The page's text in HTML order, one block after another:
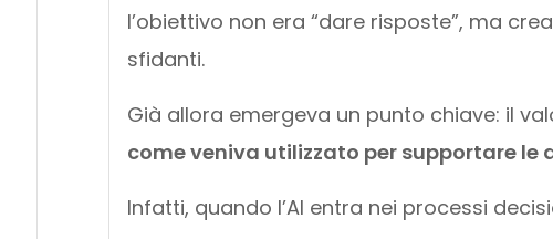
l’obiettivo non era “dare risposte”, ma
sfidanti.
Già allora emergeva un punto chiave: il
come veniva utilizzato per supportare le
Infatti, quando l’AI entra nei processi